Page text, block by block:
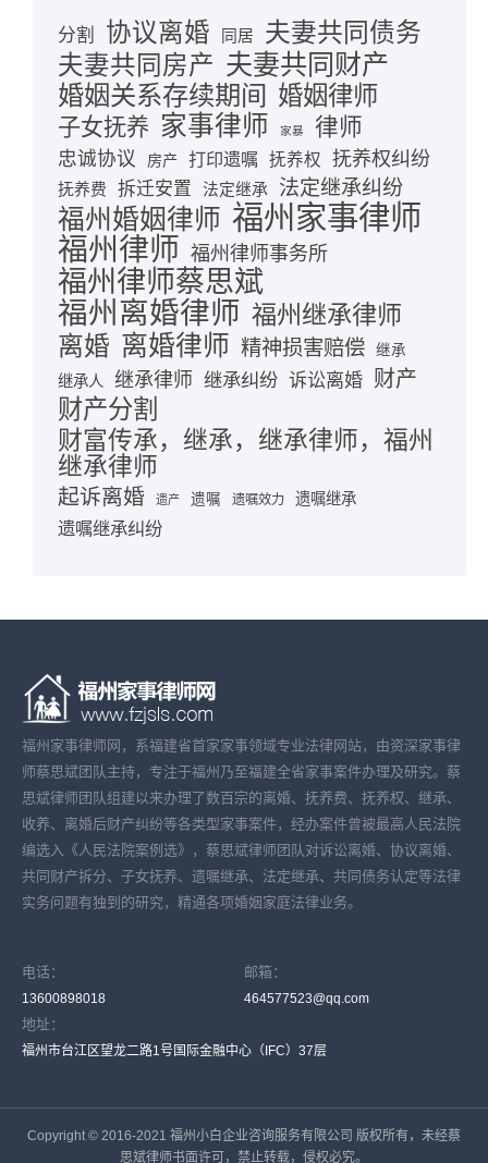
分割 协议离婚 同居 夫妻共同债务
夫妻共同房产 夫妻共同财产
婚姻关系存续期间 婚姻律师
子女抚养 家事律师 家暴 律师
忠诚协议 房产 打印遗嘱 抚养权 抚养权纠纷
抚养费 拆迁安置 法定继承 法定继承纠纷
福州婚姻律师 福州家事律师
福州律师 福州律师事务所
福州律师蔡思斌
福州离婚律师 福州继承律师
离婚 离婚律师 精神损害赔偿 继承
继承人 继承律师 继承纠纷 诉讼离婚 财产
财产分割
财富传承，继承，继承律师，福州
继承律师
起诉离婚 遗产 遗嘱 遗嘱效力 遗嘱继承
遗嘱继承纠纷
福州家事律师网，系福建省首家家事领域专业法律网站，由资深家事律
师蔡思斌团队主持，专注于福州乃至福建全省家事案件办理及研究。蔡
思斌律师团队组建以来办理了数百宗的离婚、抚养费、抚养权、继承、
收养、离婚后财产纠纷等各类型家事案件，经办案件曾被最高人民法院
编选入《人民法院案例选》，蔡思斌律师团队对诉讼离婚、协议离婚、
共同财产拆分、子女抚养、遗嘱继承、法定继承、共同债务认定等法律
实务问题有独到的研究，精通各项婚姻家庭法律业务。
电话：
13600898018
邮箱：
464577523@qq.com
地址：
福州市台江区望龙二路1号国际金融中心（IFC）37层
Copyright © 2016-2021 福州小白企业咨询服务有限公司 版权所有，未经蔡
思斌律师书面许可，禁止转载，侵权必究。